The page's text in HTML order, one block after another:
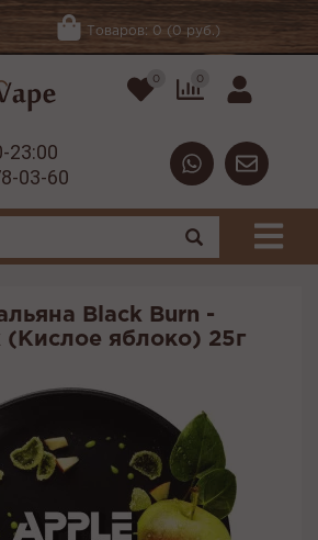
Товаров: 0 (0 руб.)
0 0
23:00
03-60
Black Burn -
(Кислое яблоко) 25г